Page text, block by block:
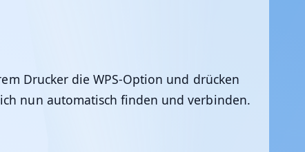
Drucker die WPS-Option und drücken
nun automatisch finden und verbinden.